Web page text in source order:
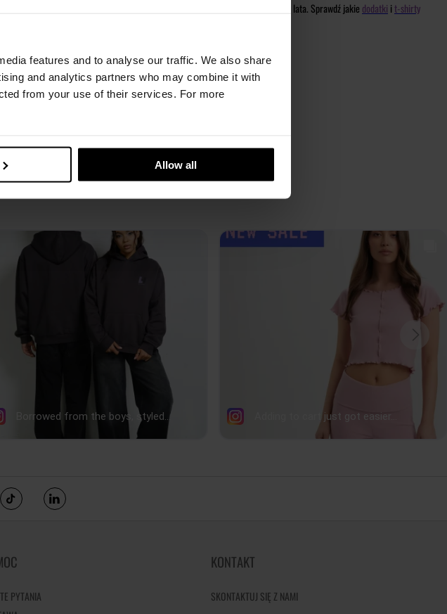
features and to analyse our traffic. We also share
and analytics partners who may combine it with
from your use of their services. For more
Allow all
kolekcja LH CLUB to ponadczasowe ubrania, które pozostaną z Tobą na lata. Sprawdź jakie dodatki it-shirty
PYTANIA
KONTAKT
SKONTAKTUJ SIĘ Z NAMI